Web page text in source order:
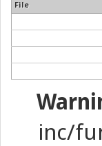
File
inc/